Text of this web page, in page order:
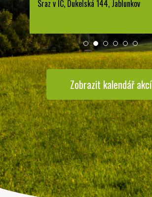
Zobrazit kalendář akcí